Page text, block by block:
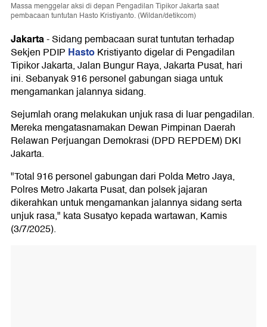
Massa menggelar aksi di depan Pengadilan Tipikor Jakarta saat
pembacaan tuntutan Hasto Kristiyanto. (Wildan/detikcom)
Jakarta-Sidang pembacaan surat tuntutan terhadap
Sekjen PDIP HastoKristiyanto digelar di Pengadilan
Tipikor Jakarta, Jalan Bungur Raya, Jakarta Pusat, hari
ini. Sebanyak 916 personel gabungan siaga untuk
mengamankan jalannya sidang.
Sejumlah orang melakukan unjuk rasa di luar pengadilan.
Mereka mengatasnamakan Dewan Pimpinan Daerah
Relawan Perjuangan Demokrasi (DPD REPDEM) DKI
Jakarta.
"Total 916 personel gabungan dari Polda Metro Jaya,
Polres Metro Jakarta Pusat, dan polsek jajaran
dikerahkan untuk mengamankan jalannya sidang serta
unjuk rasa," kata Susatyo kepada wartawan, Kamis
(3/7/2025).